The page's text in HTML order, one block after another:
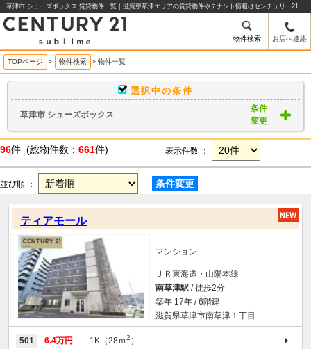
草津市 シューズボックス 賃貸物件一覧｜滋賀県草津エリアの賃貸物件やテナント情報はセンチュリー21sublime
物件検索 お店へ連絡
TOPページ > 物件検索 > 物件一覧
選択中の条件
草津市 シューズボックス
条件
変更
96件 (総物件数： 661件) 表示件数 ：
並び順 ： 条件変更
ティアモール
マンション
ＪＲ東海道・山陽本線
南草津駅 / 徒歩2分
築年 17年 / 6階建
滋賀県草津市南草津１丁目
501 6.4万円 1K（28ｍ2 ）